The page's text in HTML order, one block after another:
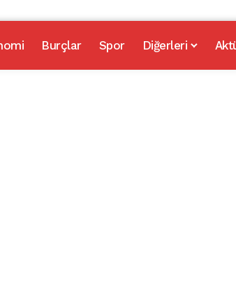
Burçlar Spor Diğerleri